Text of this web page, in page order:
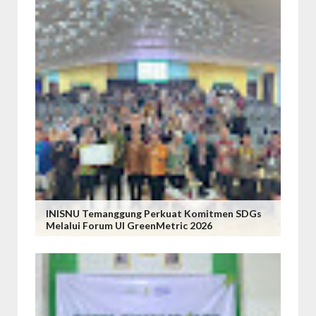
INISNU Temanggung Perkuat Komitmen SDGs
Melalui Forum UI GreenMetric 2026